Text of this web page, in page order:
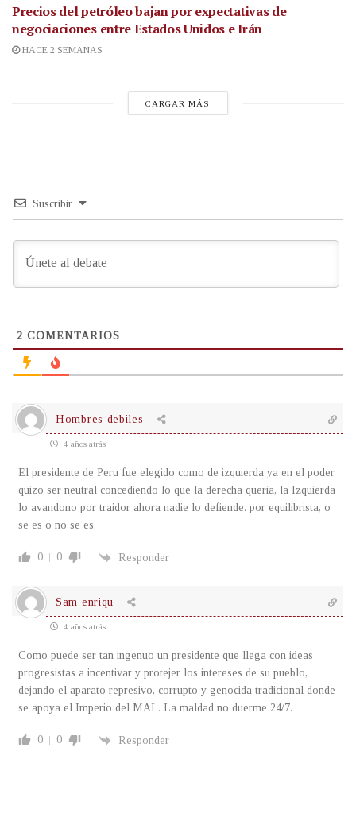
Precios del petróleo bajan por expectativas de
negociaciones entre Estados Unidos e Irán
HACE 2 SEMANAS
CARGAR MÁS
Suscribir
2 COMENTARIOS
Hombres debiles
4 años atrás
El presidente de Peru fue elegido como de izquierda ya en el poder
quizo ser neutral concediendo lo que la derecha queria, la Izquierda
lo avandono por traidor ahora nadie lo defiende. por equilibrista, o
se es o no se es.
0 0 Responder
Sam enriqu
4 años atrás
Como puede ser tan ingenuo un presidente que llega con ideas
progresistas a incentivar y protejer los intereses de su pueblo,
dejando el aparato represivo, corrupto y genocida tradicional donde
se apoya el Imperio del MAL. La maldad no duerme 24/7.
0 0 Responder